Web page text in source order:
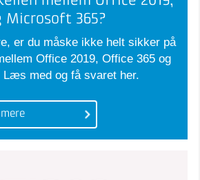
Microsoft 365?
er du måske ikke helt sikker på
Office 2019, Office 365 og
Læs med og få svaret her.